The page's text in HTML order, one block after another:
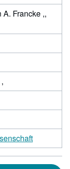
A. Francke ,,